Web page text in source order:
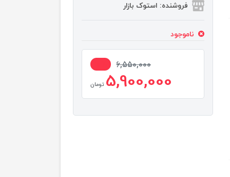
فروشنده: استوک بازار
ناموجود
6,550,000
5,900,000 تومان